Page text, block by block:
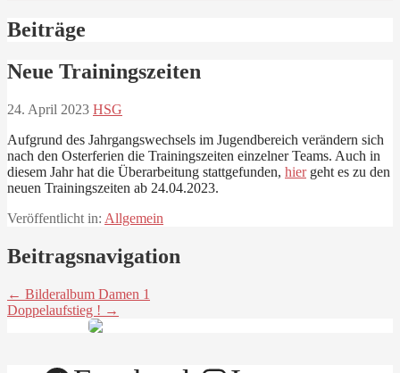
Beiträge
Neue Trainingszeiten
24. April 2023 HSG
Aufgrund des Jahrgangswechsels im Jugendbereich verändern sich
nach den Osterferien die Trainingszeiten einzelner Teams. Auch in
diesem Jahr hat die Überarbeitung stattgefunden, hiergeht es zu den
neuen Trainingszeiten ab 24.04.2023.
Veröffentlicht in: Allgemein
Beitragsnavigation
← Bilderalbum Damen 1
Doppelaufstieg ! →